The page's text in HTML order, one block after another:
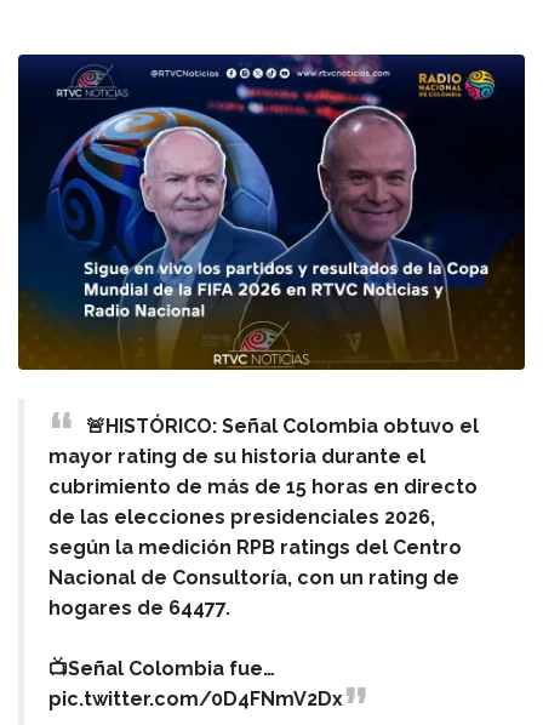
🚨HISTÓRICO: Señal Colombia obtuvo el
mayor rating de su historia durante el
cubrimiento de más de 15 horas en directo
de las elecciones presidenciales 2026,
según la medición RPB ratings del Centro
Nacional de Consultoría, con un rating de
hogares de 64477.
📺Señal Colombia fue…
pic.twitter.com/0D4FNmV2Dx